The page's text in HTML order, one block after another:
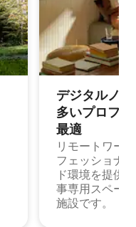
デジタルノ
多⁠いプ⁠ロ⁠フ⁠
最⁠適
リモートワー
フェッショナ
ド環境を提供
事専用スペー
施設です。